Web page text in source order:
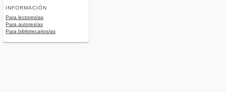
INFORMACIÓN
Para lectores/as
Para autores/as
Para bibliotecarios/as